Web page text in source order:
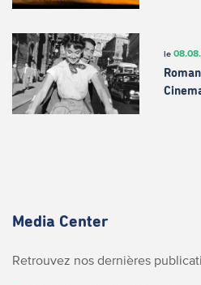
le
Media Center
Retrouvez nos dernières